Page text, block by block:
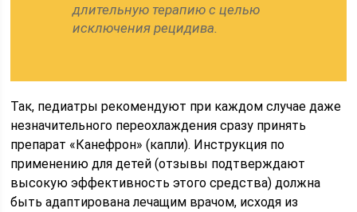
длительную терапию с целью
исключения рецидива.
Так, педиатры рекомендуют при каждом случае даже
незначительного переохлаждения сразу принять
препарат «Канефрон» (капли). Инструкция по
применению для детей (отзывы подтверждают
высокую эффективность этого средства) должна
быть адаптирована лечащим врачом, исходя из